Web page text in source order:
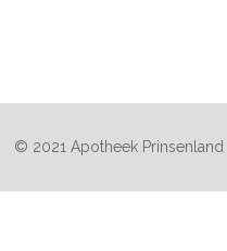
© 2021 Apotheek Prinsenland